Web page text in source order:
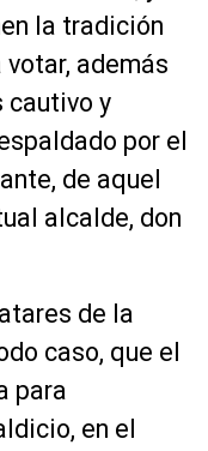
la tradición
además
cautivo y
por el
de aquel
alcalde, don
de la
caso, que el
para
en el